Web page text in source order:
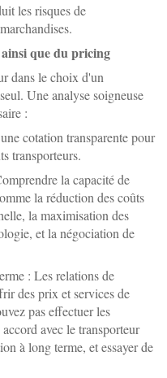
les risques de
que du pricing
dans le choix d'un
Une analyse soigneuse
:
cotation transparente pour
transporteurs.
la capacité de
la réduction des coûts
la maximisation des
et la négociation de
: Les relations de
des prix et services de
pas effectuer les
avec le transporteur
à long terme, et essayer de